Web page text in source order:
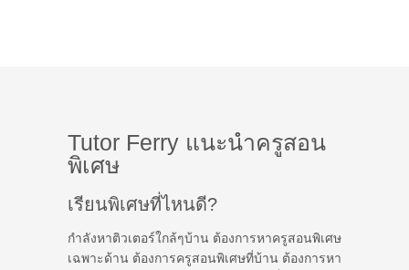
Tutor Ferry แนะนำครูสอน
พิเศษ
เรียนพิเศษที่ไหนดี?
กำลังหาติวเตอร์ใกล้ๆบ้าน ต้องการหาครูสอนพิเศษ
เฉพาะด้าน ต้องการครูสอนพิเศษที่บ้าน ต้องการหา